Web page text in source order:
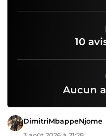
10
Aucun
DimitriMbappeNjome